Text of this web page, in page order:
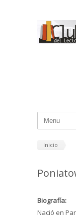
Inicio
Biografía:
Nació en